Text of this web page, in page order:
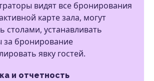
видят все бронирования
карте зала, могут
столами, устанавливать
за бронирование
явку гостей.
и отчетность